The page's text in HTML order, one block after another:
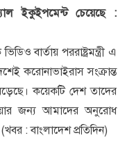
ইকুইপমেন্ট চেয়েছে :
বার্তায় পররাষ্ট্রমন্ত্রী এ
করোনাভাইরাস সংক্রান্ত
কয়েকটি দেশ তাদের
জন্য আমাদের অনুরোধ
: বাংলাদেশ প্রতিদিন)